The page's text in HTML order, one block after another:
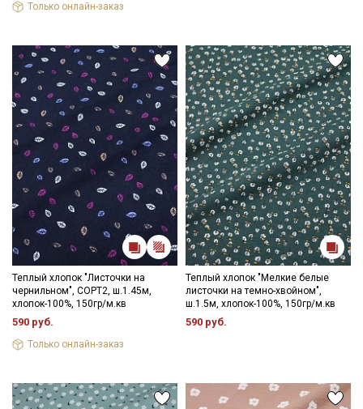
Только онлайн-заказ
Теплый хлопок "Листочки на
чернильном", СОРТ2, ш.1.45м,
хлопок-100%, 150гр/м.кв
590 руб.
Только онлайн-заказ
Теплый хлопок "Мелкие белые
листочки на темно-хвойном",
ш.1.5м, хлопок-100%, 150гр/м.кв
590 руб.